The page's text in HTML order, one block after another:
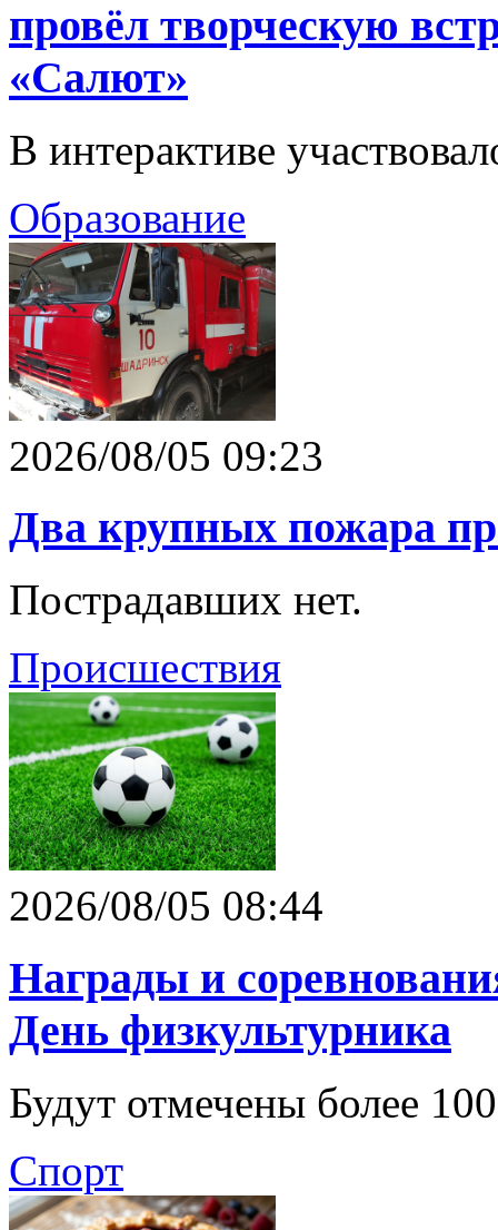
провёл творческую
«Салют»
В интерактиве
Образование
2026/08/05 09:23
Два крупных пожара
Пострадавших нет.
Происшествия
2026/08/05 08:44
Награды и
День физкультурника
Будут отмечены более
Спорт